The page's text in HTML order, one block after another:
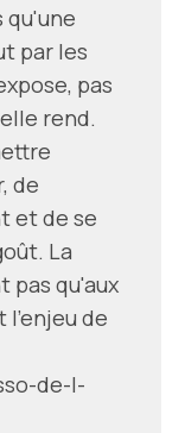
qu'une
par les
pas
rend.
de
et de se
La
pas qu'aux
l'enjeu de
de-l-